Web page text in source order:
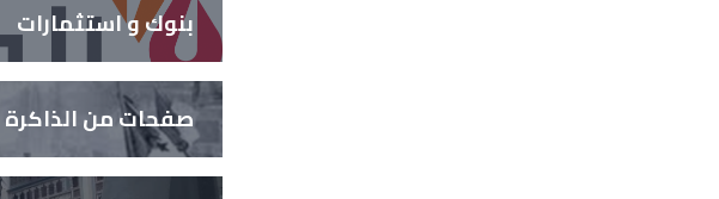
بنوك و استثمارات
صفحات من الذاكرة